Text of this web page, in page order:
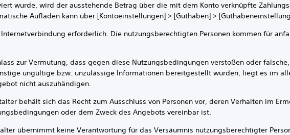
wurde, wird der ausstehende Betrag über die mit dem Konto verknüpfte
Aufladen kann über [Kontoeinstellungen] > [Guthaben] >
erforderlich. Die nutzungsberechtigten Personen kommen für
Vermutung, dass gegen diese Nutzungsbedingungen verstoßen oder falsche,
ungültige bzw. unzulässige Informationen bereitgestellt wurden, liegt es im
nicht auszuhändigen.
sich das Recht zum Ausschluss von Personen vor, deren Verhalten im
oder dem Zweck des Angebots vereinbar ist.
keine Verantwortung für das Versäumnis nutzungsberechtigter